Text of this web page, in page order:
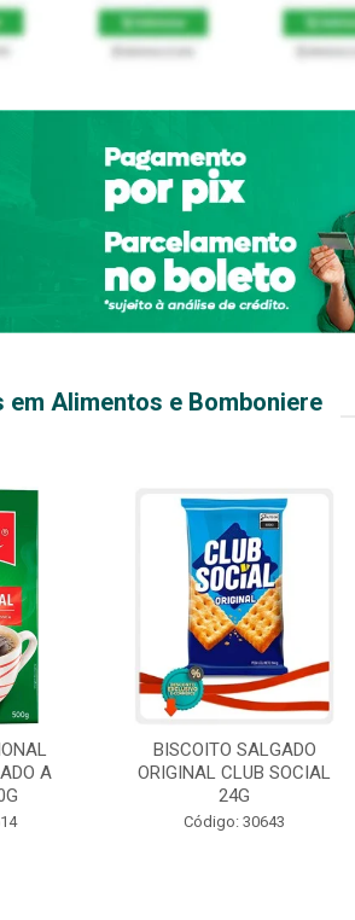
em Alimentos e Bomboniere
A
BISCOITO SALGADO
ORIGINAL CLUB SOCIAL
24G
Código: 30643